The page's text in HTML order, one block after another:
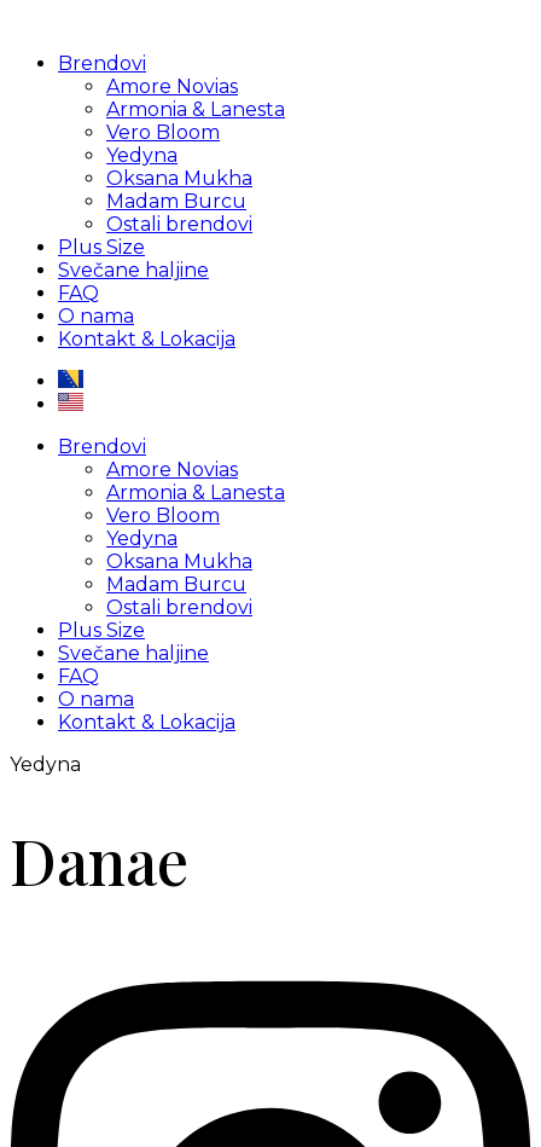
Brendovi
Amore Novias
Armonia & Lanesta
Vero Bloom
Yedyna
Oksana Mukha
Madam Burcu
Ostali brendovi
Plus Size
Svečane haljine
FAQ
O nama
Kontakt & Lokacija
Brendovi
Amore Novias
Armonia & Lanesta
Vero Bloom
Yedyna
Oksana Mukha
Madam Burcu
Ostali brendovi
Plus Size
Svečane haljine
FAQ
O nama
Kontakt & Lokacija
Yedyna
Danae